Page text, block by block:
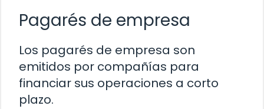
Pagarés de empresa
Los pagarés de empresa son
emitidos por compañías para
financiar sus operaciones a corto
plazo.